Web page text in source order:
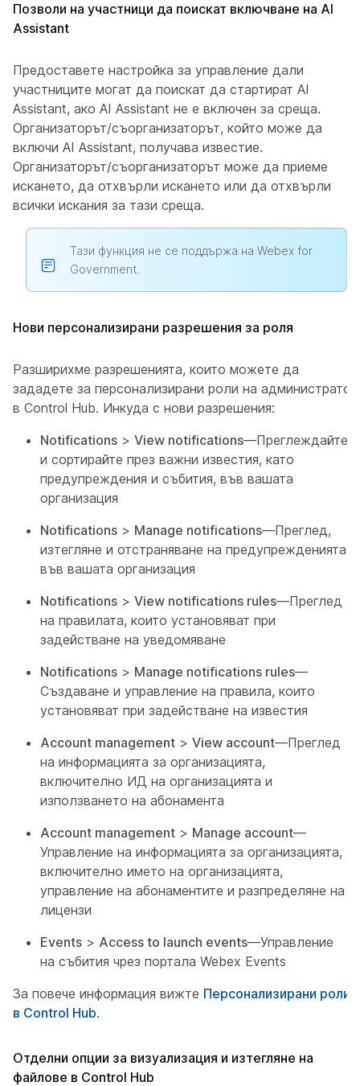
Позволи на участници да поискат включване на AI
Assistant
Предоставете настройка за управление дали
участниците могат да поискат да стартират AI
Assistant, ако AI Assistant не е включен за среща.
Организаторът/съорганизаторът, който може да
включи AI Assistant, получава известие.
Организаторът/съорганизаторът може да приеме
искането, да отхвърли искането или да отхвърли
всички искания за тази среща.
Тази функция не се поддържа на Webex for
Government.
Нови персонализирани разрешения за роля
Разширихме разрешенията, които можете да
зададете за персонализирани роли на администратор
в Control Hub. Инкуда с нови разрешения:
Notifications > View notifications—Преглеждайте
и сортирайте през важни известия, като
предупреждения и събития, във вашата
организация
Notifications > Manage notifications—Преглед,
изтегляне и отстраняване на предупрежденията
във вашата организация
Notifications > View notifications rules—Преглед
на правилата, които установяват при
задействане на уведомяване
Notifications > Manage notifications rules—
Създаване и управление на правила, които
установяват при задействане на известия
Account management > View account—Преглед
на информацията за организацията,
включително ИД на организацията и
използването на абонамента
Account management > Manage account—
Управление на информацията за организацията,
включително името на организацията,
управление на абонаментите и разпределяне на
лицензи
Events > Access to launch events—Управление
на събития чрез портала Webex Events
За повече информация вижте Персонализирани роли
в Control Hub.
Отделни опции за визуализация и изтегляне на
файлове в Control Hub